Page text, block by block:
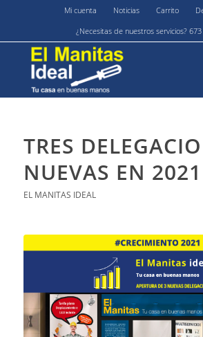
Mi cuenta Noticias Carrito
¿Necesitas de nuestros servicios?
TRES
NUEVAS EN 2021
EL MANITAS IDEAL